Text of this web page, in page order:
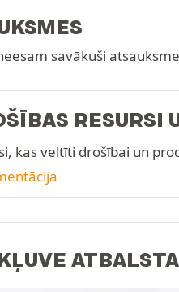
savākuši
RESURSI
kas veltīti drošībai un